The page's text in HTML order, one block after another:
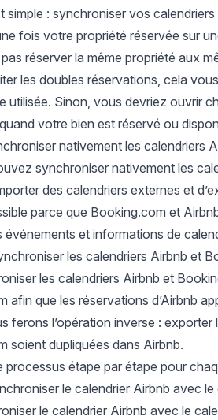
simple : synchroniser vos
fois votre propriété réservée sur
réserver la même propriété aux
les doubles réservations, cela
utilisée. Sinon, vous devriez ouvrir
votre bien est réservé ou
nativement les calendriers
synchroniser nativement les
des calendriers externes et
parce que Booking.com et
événements et informations de
les calendriers Airbnb et
les calendriers Airbnb et
afin que les réservations d’Airbnb
ferons l’opération inverse :
soient dupliquées dans Airbnb.
processus étape par étape pour
le calendrier Airbnb avec
le calendrier Airbnb avec le